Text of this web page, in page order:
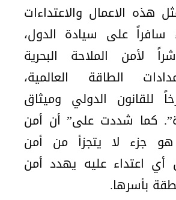
هذه الاعمال والاعتداءات
سافراً على سيادة الدول،
لأمن الملاحة البحرية
الطاقة العالمية،
للقانون الدولي وميثاق
كما شددت على” أن أمن
جزء لا يتجزأ من أمن
أي اعتداء عليه يهدد أمن
بأسرها.